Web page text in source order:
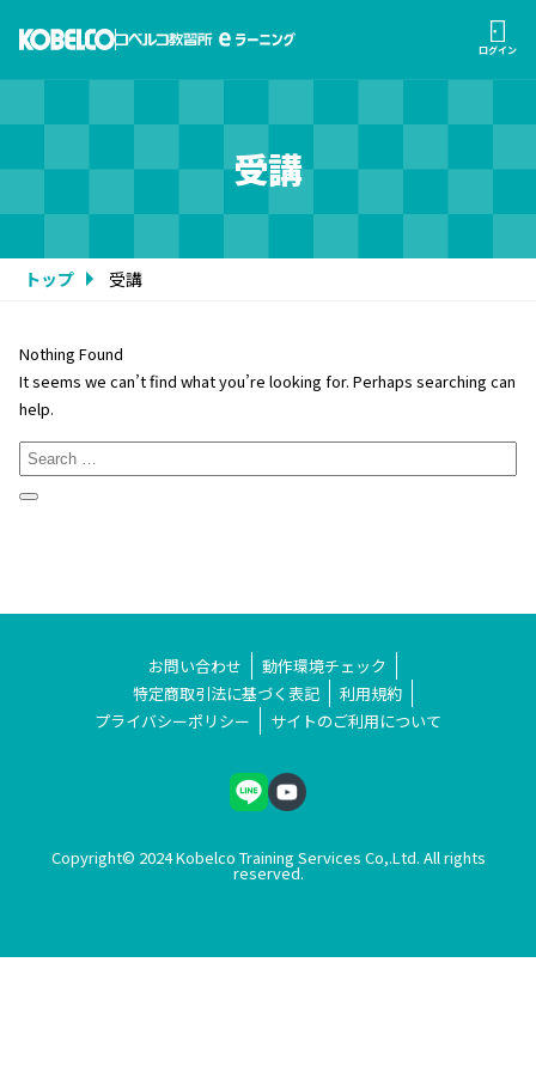
ログイン
受講
トップ 受講
Nothing Found
It seems we can’t find what you’re looking for. Perhaps searching can
help.
Search
for:
Search
お問い合わせ
動作環境チェック
特定商取引法に基づく表記
利用規約
プライバシーポリシー
サイトのご利用について
Copyright© 2024 Kobelco Training Services Co,.Ltd. All rights
reserved.